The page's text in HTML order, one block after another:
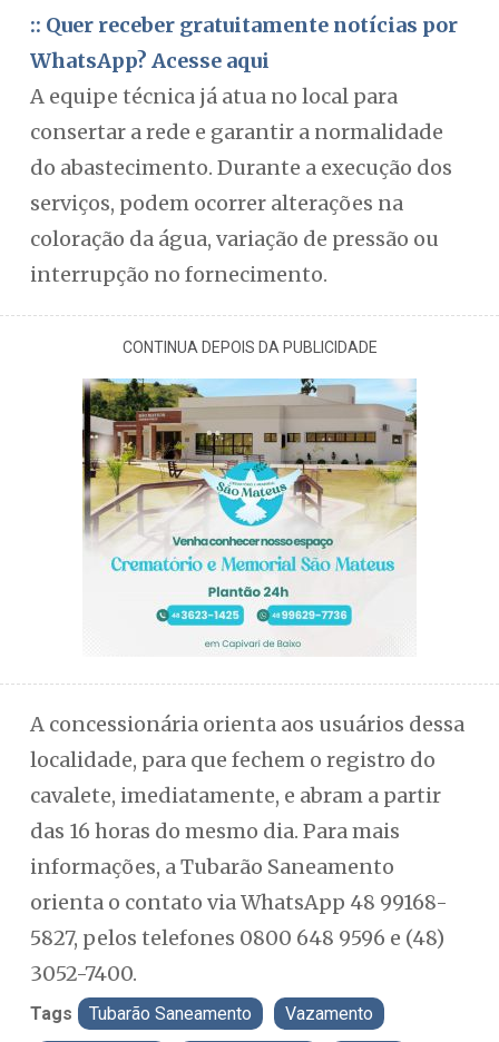
:: Quer receber gratuitamente notícias por
WhatsApp? Acesse aqui
A equipe técnica já atua no local para
consertar a rede e garantir a normalidade
do abastecimento. Durante a execução dos
serviços, podem ocorrer alterações na
coloração da água, variação de pressão ou
interrupção no fornecimento.
CONTINUA DEPOIS DA PUBLICIDADE
A concessionária orienta aos usuários dessa
localidade, para que fechem o registro do
cavalete, imediatamente, e abram a partir
das 16 horas do mesmo dia. Para mais
informações, a Tubarão Saneamento
orienta o contato via WhatsApp 48 99168-
5827, pelos telefones 0800 648 9596 e (48)
3052-7400.
Tags Tubarão Saneamento Vazamento